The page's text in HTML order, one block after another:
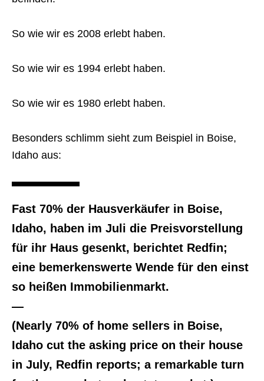
So wie wir es 2008 erlebt haben.
So wie wir es 1994 erlebt haben.
So wie wir es 1980 erlebt haben.
Besonders schlimm sieht zum Beispiel in Boise,
Idaho aus:
Fast 70% der Hausverkäufer in Boise,
Idaho, haben im Juli die Preisvorstellung
für ihr Haus gesenkt, berichtet Redfin;
eine bemerkenswerte Wende für den einst
so heißen Immobilienmarkt.
—
(Nearly 70% of home sellers in Boise,
Idaho cut the asking price on their house
in July, Redfin reports; a remarkable turn